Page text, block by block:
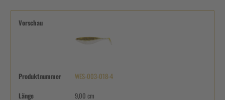
Vorschau
Produktnummer WES-003-018-4
Länge 9,00 cm